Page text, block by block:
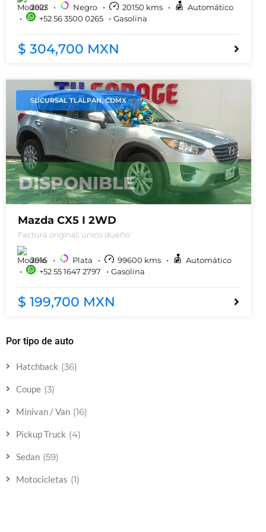
2023 Negro 20150 kms
Automático
+52 56 3500 0265
Gasolina
$ 304,700 MXN
SUCURSAL TLALPAN, CDMX
DISPONIBLE
Mazda CX5 I 2WD
Factura original, único dueño
2016 Plata 99600 kms
Automático
+52 55 1647 2797
Gasolina
$ 199,700 MXN
Por tipo de auto
Hatchback (36)
Coupe (3)
Minivan / Van (16)
Pickup Truck (4)
Sedan (59)
Motocicletas (1)